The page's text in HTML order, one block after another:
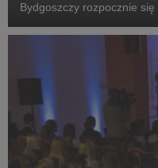
Bydgoszczy rozpocznie
obchodami 10-lecia